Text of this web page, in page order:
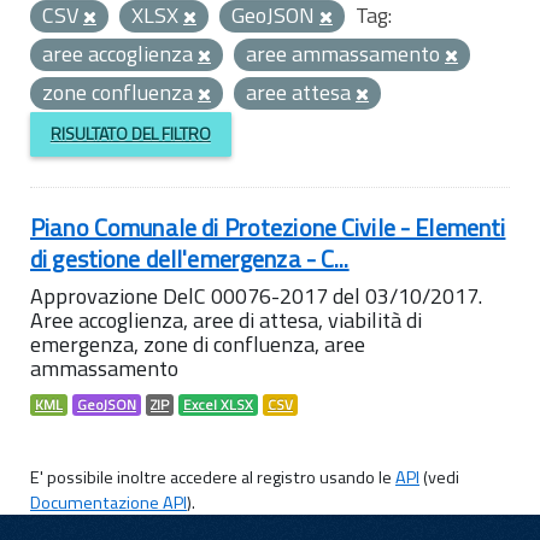
CSV
XLSX GeoJSON
Tag:
aree accoglienza
aree ammassamento
zone confluenza
aree attesa
RISULTATO DEL FILTRO
Piano Comunale di Protezione Civile - Elementi
di gestione dell'emergenza - C...
Approvazione DelC 00076-2017 del 03/10/2017.
Aree accoglienza, aree di attesa, viabilità di
emergenza, zone di confluenza, aree
ammassamento
KML GeoJSON ZIP Excel XLSX CSV
E' possibile inoltre accedere al registro usando leAPI(vedi
Documentazione API).